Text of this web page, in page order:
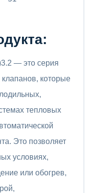
— это серия
которые
тепловых
Это позволяет
условиях,
или обогрев,